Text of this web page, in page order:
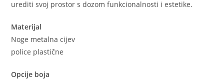
urediti svoj prostor s dozom funkcionalnosti i estetike.
Materijal
Noge metalna cijev
police plastične
Opcije boja